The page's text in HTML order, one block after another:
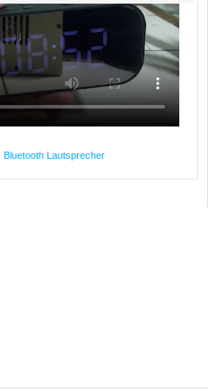
Bluetooth Lautsprecher